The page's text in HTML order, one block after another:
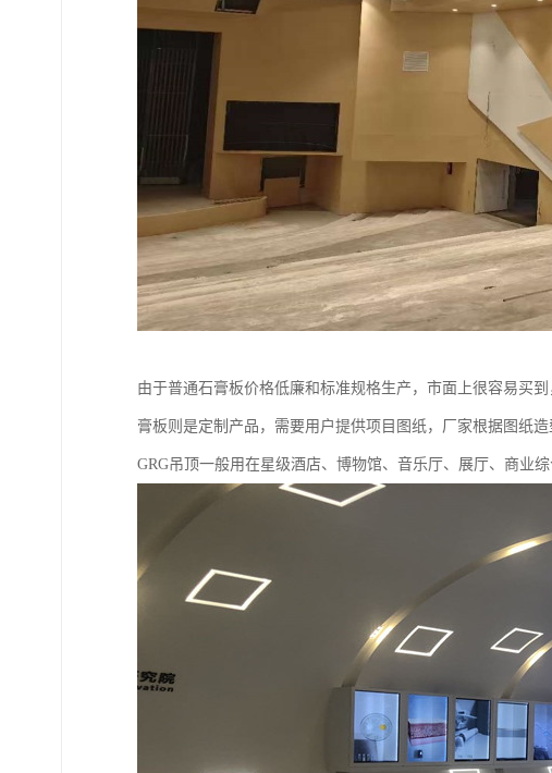
由于普通石膏板价格低廉和标准规格生产，市面上很容易买
膏板则是定制产品，需要用户提供项目图纸，厂家根据图纸
GRG吊顶一般用在星级酒店、博物馆、音乐厅、展厅、商业